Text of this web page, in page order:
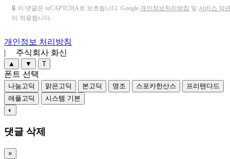
🔒 이 댓글은 reCAPTCHA로 보호됩니다. Google 개인정보처리방침 및 서비스 약
이 적용됩니다.
개인정보 처리방침
| 주식회사 화신
▲ ▼ T
폰트 선택
나눔고딕 맑은고딕 본고딕 명조 스포카한산스
프리텐다드
애플고딕
시스템 기본
◐
댓글 삭제
×